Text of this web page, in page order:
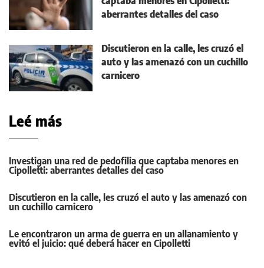
aberrantes detalles del caso
Discutieron en la calle, les cruzó el
auto y las amenazó con un cuchillo
carnicero
Leé más
Investigan una red de pedofilia que captaba menores en
Cipolletti: aberrantes detalles del caso
Discutieron en la calle, les cruzó el auto y las amenazó con
un cuchillo carnicero
Le encontraron un arma de guerra en un allanamiento y
evitó el juicio: qué deberá hacer en Cipolletti